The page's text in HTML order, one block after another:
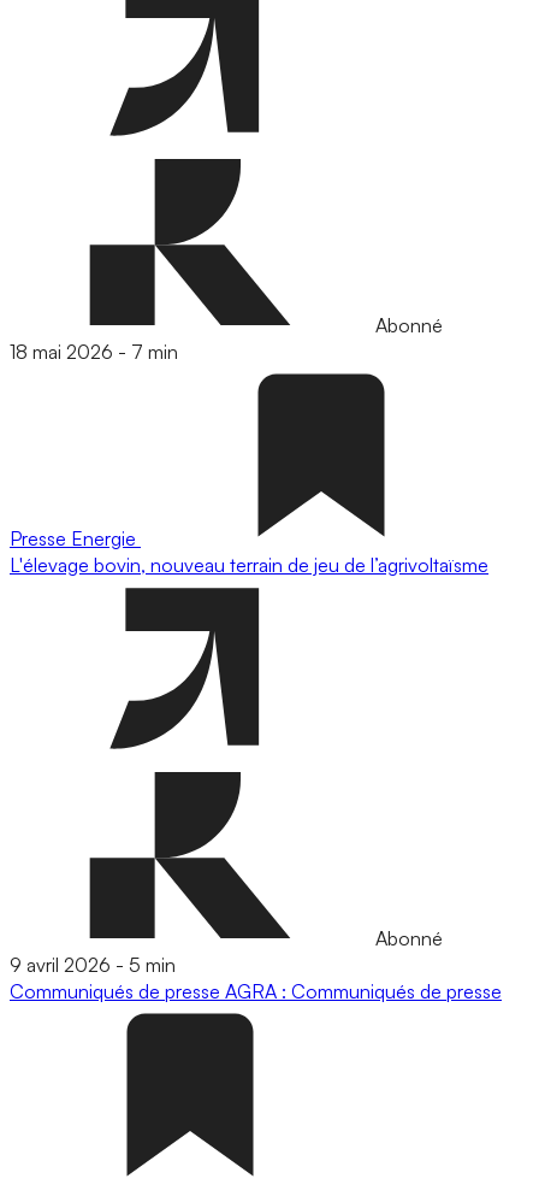
Abonné
18 mai 2026 - 7 min
Presse Energie
L'élevage bovin, nouveau terrain de jeu de l’agrivoltaïsme
Abonné
9 avril 2026 - 5 min
Communiqués de presse AGRA : Communiqués de presse